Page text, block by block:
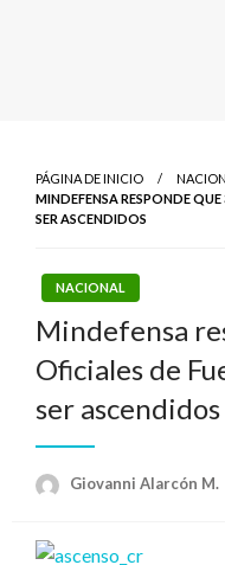
PÁGINA DE INICIO
MINDEFENSA RESPONDE
SER ASCENDIDOS
NACIONAL
Mindefensa
Oficiales de
ser ascendidos
Giovanni Alarcón M.